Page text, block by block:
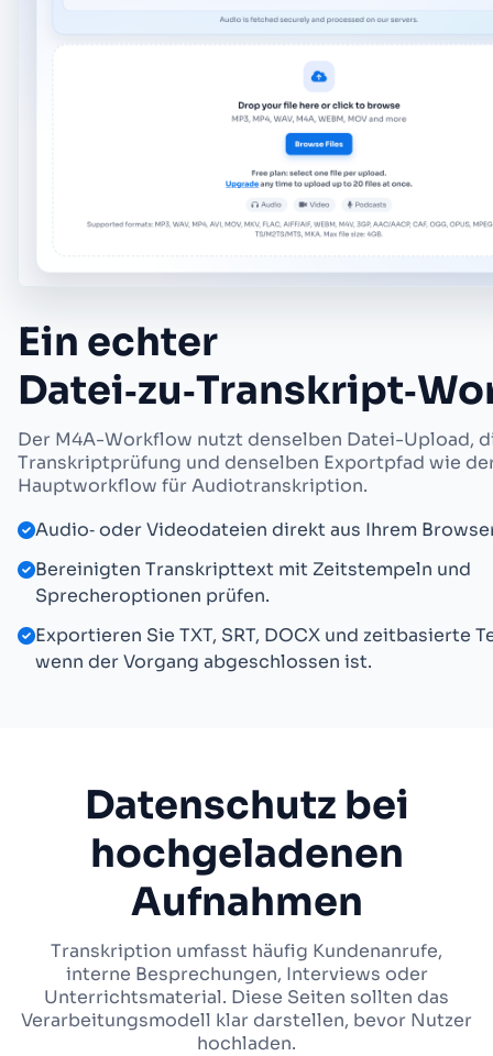
Ein echter
Der M4A-Workflow nutzt denselben Datei-Upload,
Transkriptprüfung und denselben Exportpfad wie
Hauptworkflow für Audiotranskription.
Audio‑ oder Videodateien direkt aus Ihrem
Bereinigten Transkripttext mit Zeitstempeln und
Sprecheroptionen prüfen.
Exportieren Sie TXT, SRT, DOCX und zeitbasierte
wenn der Vorgang abgeschlossen ist.
Datenschutz bei
hochgeladenen
Aufnahmen
Transkription umfasst häufig Kundenanrufe,
interne Besprechungen, Interviews oder
Unterrichtsmaterial. Diese Seiten sollten das
Verarbeitungsmodell klar darstellen, bevor Nutzer
hochladen.